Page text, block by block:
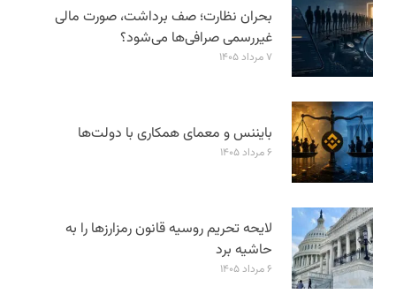
بحران نظارت؛ صف برداشت، صورت مالی
غیررسمی صرافی‌ها می‌شود؟
۷ مرداد ۱۴۰۵
بایننس و معمای همکاری با دولت‌ها
۶ مرداد ۱۴۰۵
لایحه تحریم روسیه قانون رمزارزها را به
حاشیه برد
۶ مرداد ۱۴۰۵